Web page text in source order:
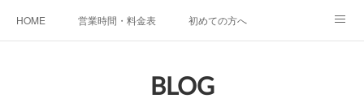
HOME 営業時間・料金表 初めての方へ
お問い合わせ＆よくあるご質問施設案内
BLOG